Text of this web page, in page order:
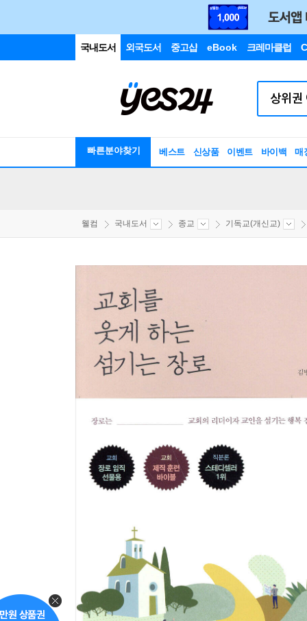
국내도서 외국도서 중고샵 eBook 크레마클럽
빠른분야찾기 베스트 신상품 이벤트 바이백 매
웰컴 국내도서 종교 기독교(개신교)